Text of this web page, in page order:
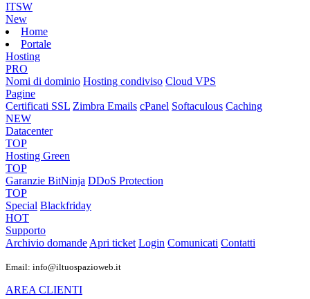
ITSW
New
Home
Portale
Hosting
PRO
Nomi di dominio Hosting condiviso Cloud VPS
Pagine
Certificati SSL Zimbra Emails cPanel Softaculous Caching
NEW
Datacenter
TOP
Hosting Green
TOP
Garanzie BitNinja DDoS Protection
TOP
Special Blackfriday
HOT
Supporto
Archivio domandeApri ticket Login Comunicati Contatti
Email: info@iltuospazioweb.it
AREA CLIENTI